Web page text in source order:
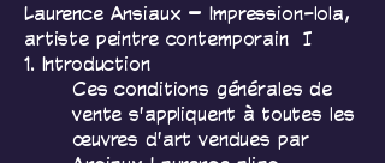
Laurence Ansiaux – Impression-lola,
artiste peintre contemporain |
1. Introduction
Ces conditions générales de
vente s'appliquent à toutes les
œuvres d'art vendues par